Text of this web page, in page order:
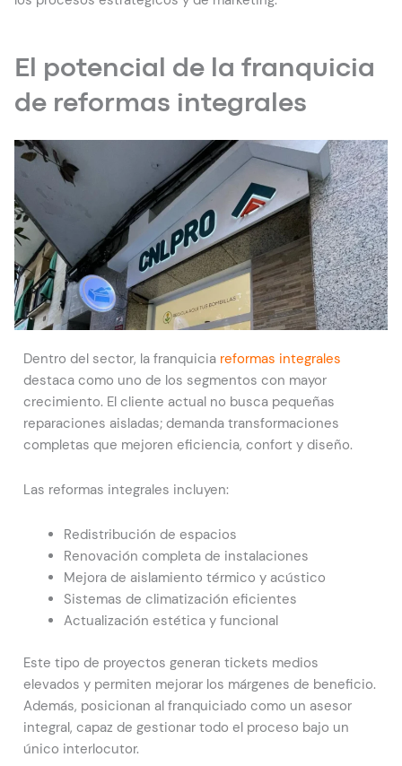
El potencial de la franquicia
de reformas integrales
Dentro del sector, la franquicia reformas integrales
destaca como uno de los segmentos con mayor
crecimiento. El cliente actual no busca pequeñas
reparaciones aisladas; demanda transformaciones
completas que mejoren eficiencia, confort y diseño.
Las reformas integrales incluyen:
Redistribución de espacios
Renovación completa de instalaciones
Mejora de aislamiento térmico y acústico
Sistemas de climatización eficientes
Actualización estética y funcional
Este tipo de proyectos generan tickets medios
elevados y permiten mejorar los márgenes de beneficio.
Además, posicionan al franquiciado como un asesor
integral, capaz de gestionar todo el proceso bajo un
único interlocutor.